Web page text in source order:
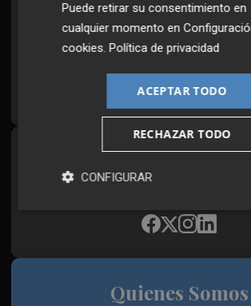
Suscríbete al
Todos los días a primera hora
¡Quiero suscribirme!
Síguenos en
Plaza Podcast, desde
Quienes Somos
Puede retirar su consentimiento en
cualquier momento en
cookies.Política de privacidad
ACEPTAR TODO
RECHAZAR TODO
CONFIGURAR